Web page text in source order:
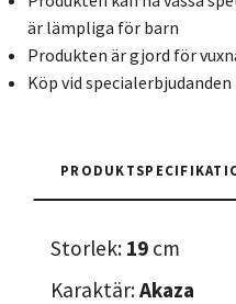
är lämpliga för barn
Produkten är gjord för
Köp vid
Storlek: 19 cm
Karaktär:Akaza